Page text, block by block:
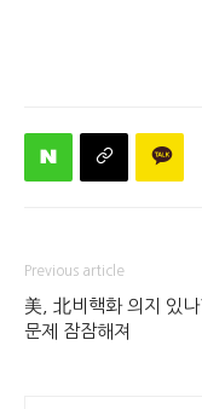
Previous article
美, 北비핵화 의지 있
문제 잠잠해져